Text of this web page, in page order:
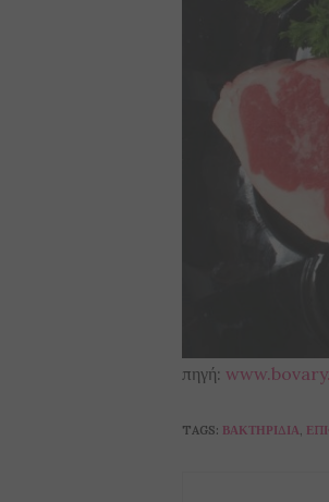
πηγή:
TAGS: ΒΑΚΤΗΡΊΔΙΑ,